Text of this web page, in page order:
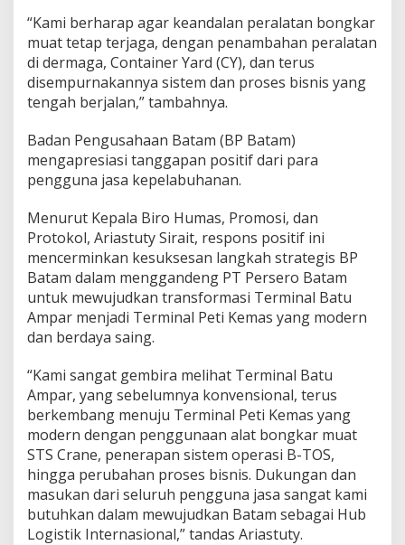
“Kami berharap agar keandalan peralatan bongkar
muat tetap terjaga, dengan penambahan peralatan
di dermaga, Container Yard (CY), dan terus
disempurnakannya sistem dan proses bisnis yang
tengah berjalan,” tambahnya.
Badan Pengusahaan Batam (BP Batam)
mengapresiasi tanggapan positif dari para
pengguna jasa kepelabuhanan.
Menurut Kepala Biro Humas, Promosi, dan
Protokol, Ariastuty Sirait, respons positif ini
mencerminkan kesuksesan langkah strategis BP
Batam dalam menggandeng PT Persero Batam
untuk mewujudkan transformasi Terminal Batu
Ampar menjadi Terminal Peti Kemas yang modern
dan berdaya saing.
“Kami sangat gembira melihat Terminal Batu
Ampar, yang sebelumnya konvensional, terus
berkembang menuju Terminal Peti Kemas yang
modern dengan penggunaan alat bongkar muat
STS Crane, penerapan sistem operasi B-TOS,
hingga perubahan proses bisnis. Dukungan dan
masukan dari seluruh pengguna jasa sangat kami
butuhkan dalam mewujudkan Batam sebagai Hub
Logistik Internasional,” tandas Ariastuty.